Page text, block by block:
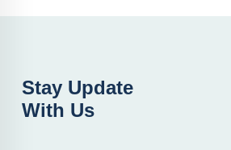
Stay Update
With Us